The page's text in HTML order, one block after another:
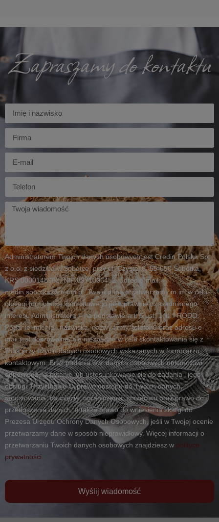
Zapraszamy do kontaktu
Imię
Firma
Telefon
Twoja
wiadomość
Administratorem Twoich danych osobowych jest Credin Polska Sp.
z o.o. z siedzibą w Sobótce, przy ul. Czystej 6, 55-050 Sobótka,
KRS 0000148982, NIP 8971006452, adres e-mail:
credin.sobotka@credin.pl. Twoje dane przetwarzamy m.in. w celu
obsługi formularza kontaktowego jako prawnie uzasadnionego
interesu Administratora – na podstawie art. 6 ust. 1 lit. f RODO.
Podanie imienia i nazwiska, nazwy firmy, telefonu oraz adresu e-
mail jest dobrowolne, ale niezbędne w celu skontaktowania się z
Tobą przy użyciu danych osobowych wskazanych w formularzu
kontaktowym. Brak podania ww. danych osobowych uniemożliwi
odpowiedź na pytanie lub ustosunkowanie się do żądania i jego
obsługi. Przysługuje Ci prawo dostępu do Twoich danych,
sprostowania, usunięcia, ograniczenia, sprzeciwu oraz prawo do
przenoszenia danych, a także prawo do wniesienia skargi do
Prezesa Urzędu Ochrony Danych Osobowych, jeśli w Twojej ocenie
przetwarzamy dane w sposób nieprawidłowy. Więcej informacji o
przetwarzaniu Twoich danych osobowych znajdziesz w polityce
prywatności.
Wyślij wiadomość